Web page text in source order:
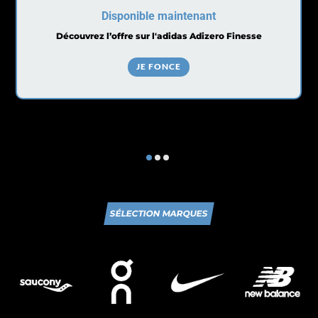
Disponible maintenant
Découvrez l’offre sur l'adidas Adizero Finesse
JE FONCE
SÉLECTION MARQUES